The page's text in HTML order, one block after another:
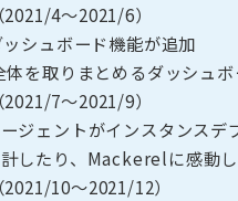
4〜2021/6）
シュボード機能が追加
体を取りまとめるダッシュ
7〜2021/9）
ジェントがインスタンスデ
したり、Mackerelに感動
10〜2021/12）